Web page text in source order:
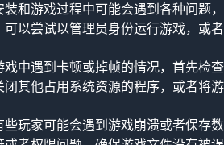
装和游戏过程中可能会遇到各种问题
可以尝试以管理员身份运行游戏，
戏中遇到卡顿或掉帧的情况，首先检
闭其他占用系统资源的程序，或者将
些玩家可能会遇到游戏崩溃或者保存